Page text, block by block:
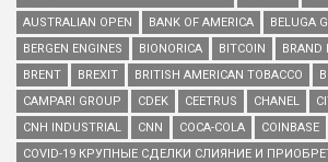
AUSTRALIAN OPEN
BANK OF AMERICA
BELUGA
BERGEN ENGINES
BIONORICA BITCOIN
BRAND
BRENT
BREXIT BRITISH AMERICAN TOBACCO
CAMPARI GROUP
CDEK CEETRUS CHANEL
CNH INDUSTRIAL
CNN COCA-COLA COINBASE
COVID-19 КРУПНЫЕ СДЕЛКИ СЛИЯНИЕ И